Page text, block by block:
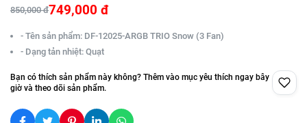
850,000 đ749,000 đ
- Tên sản phẩm: DF-12025-ARGB TRIO Snow (3 Fan)
- Dạng tản nhiệt: Quạt
Bạn có thích sản phẩm này không? Thêm vào mục yêu thích ngay bây
giờ và theo dõi sản phẩm.